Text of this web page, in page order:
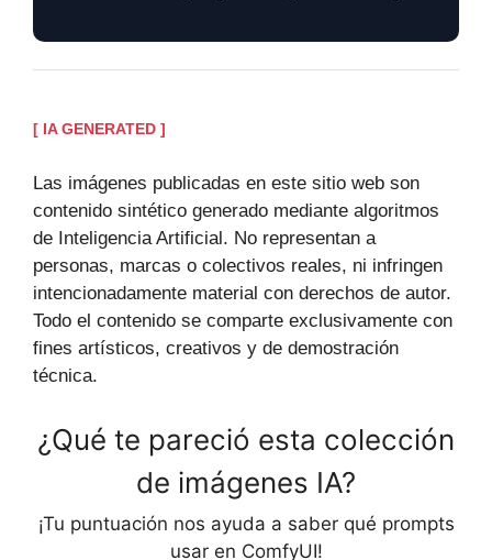
[ IA GENERATED ]
Las imágenes publicadas en este sitio web son
contenido sintético generado mediante algoritmos
de Inteligencia Artificial. No representan a
personas, marcas o colectivos reales, ni infringen
intencionadamente material con derechos de autor.
Todo el contenido se comparte exclusivamente con
fines artísticos, creativos y de demostración
técnica.
¿Qué te pareció esta colección
de imágenes IA?
¡Tu puntuación nos ayuda a saber qué prompts
usar en ComfyUI!